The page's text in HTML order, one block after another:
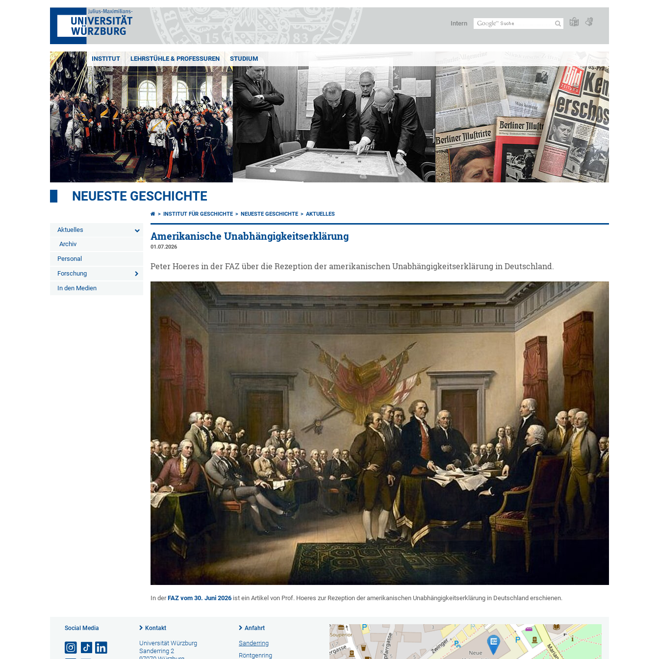
Intern
INSTITUT LEHRSTÜHLE & PROFESSUREN STUDIUM
NEUESTE GESCHICHTE
Aktuelles
Archiv
Personal
Forschung
In den Medien
INSTITUT FÜR GESCHICHTE NEUESTE GESCHICHTE AKTUELLES
Amerikanische Unabhängigkeitserklärung
01.07.2026
Peter Hoeres in der FAZ über die Rezeption der amerikanischen Unabhängigkeitserklärung in Deutschland.
In derFAZ vom 30. Juni 2026 ist ein Artikel von Prof. Hoeres zur Rezeption der amerikanischen Unabhängigkeitserklärung in Deutschland erschienen.
Social Media Kontakt
Universität Würzburg
Sanderring 2
Anfahrt
Sanderring
Röntgenring